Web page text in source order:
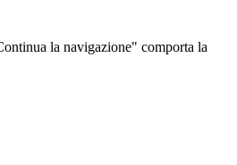
la navigazione" comporta la